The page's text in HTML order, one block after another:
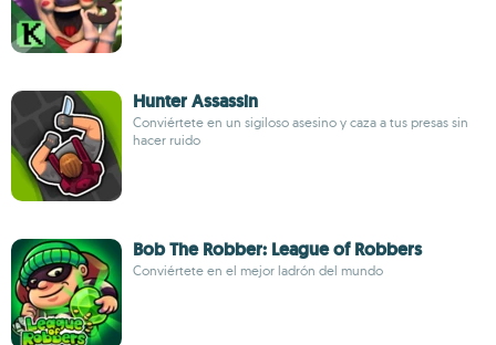
Hunter Assassin
Conviértete en un sigiloso asesino y caza a tus presas sin
hacer ruido
Bob The Robber: League of Robbers
Conviértete en el mejor ladrón del mundo